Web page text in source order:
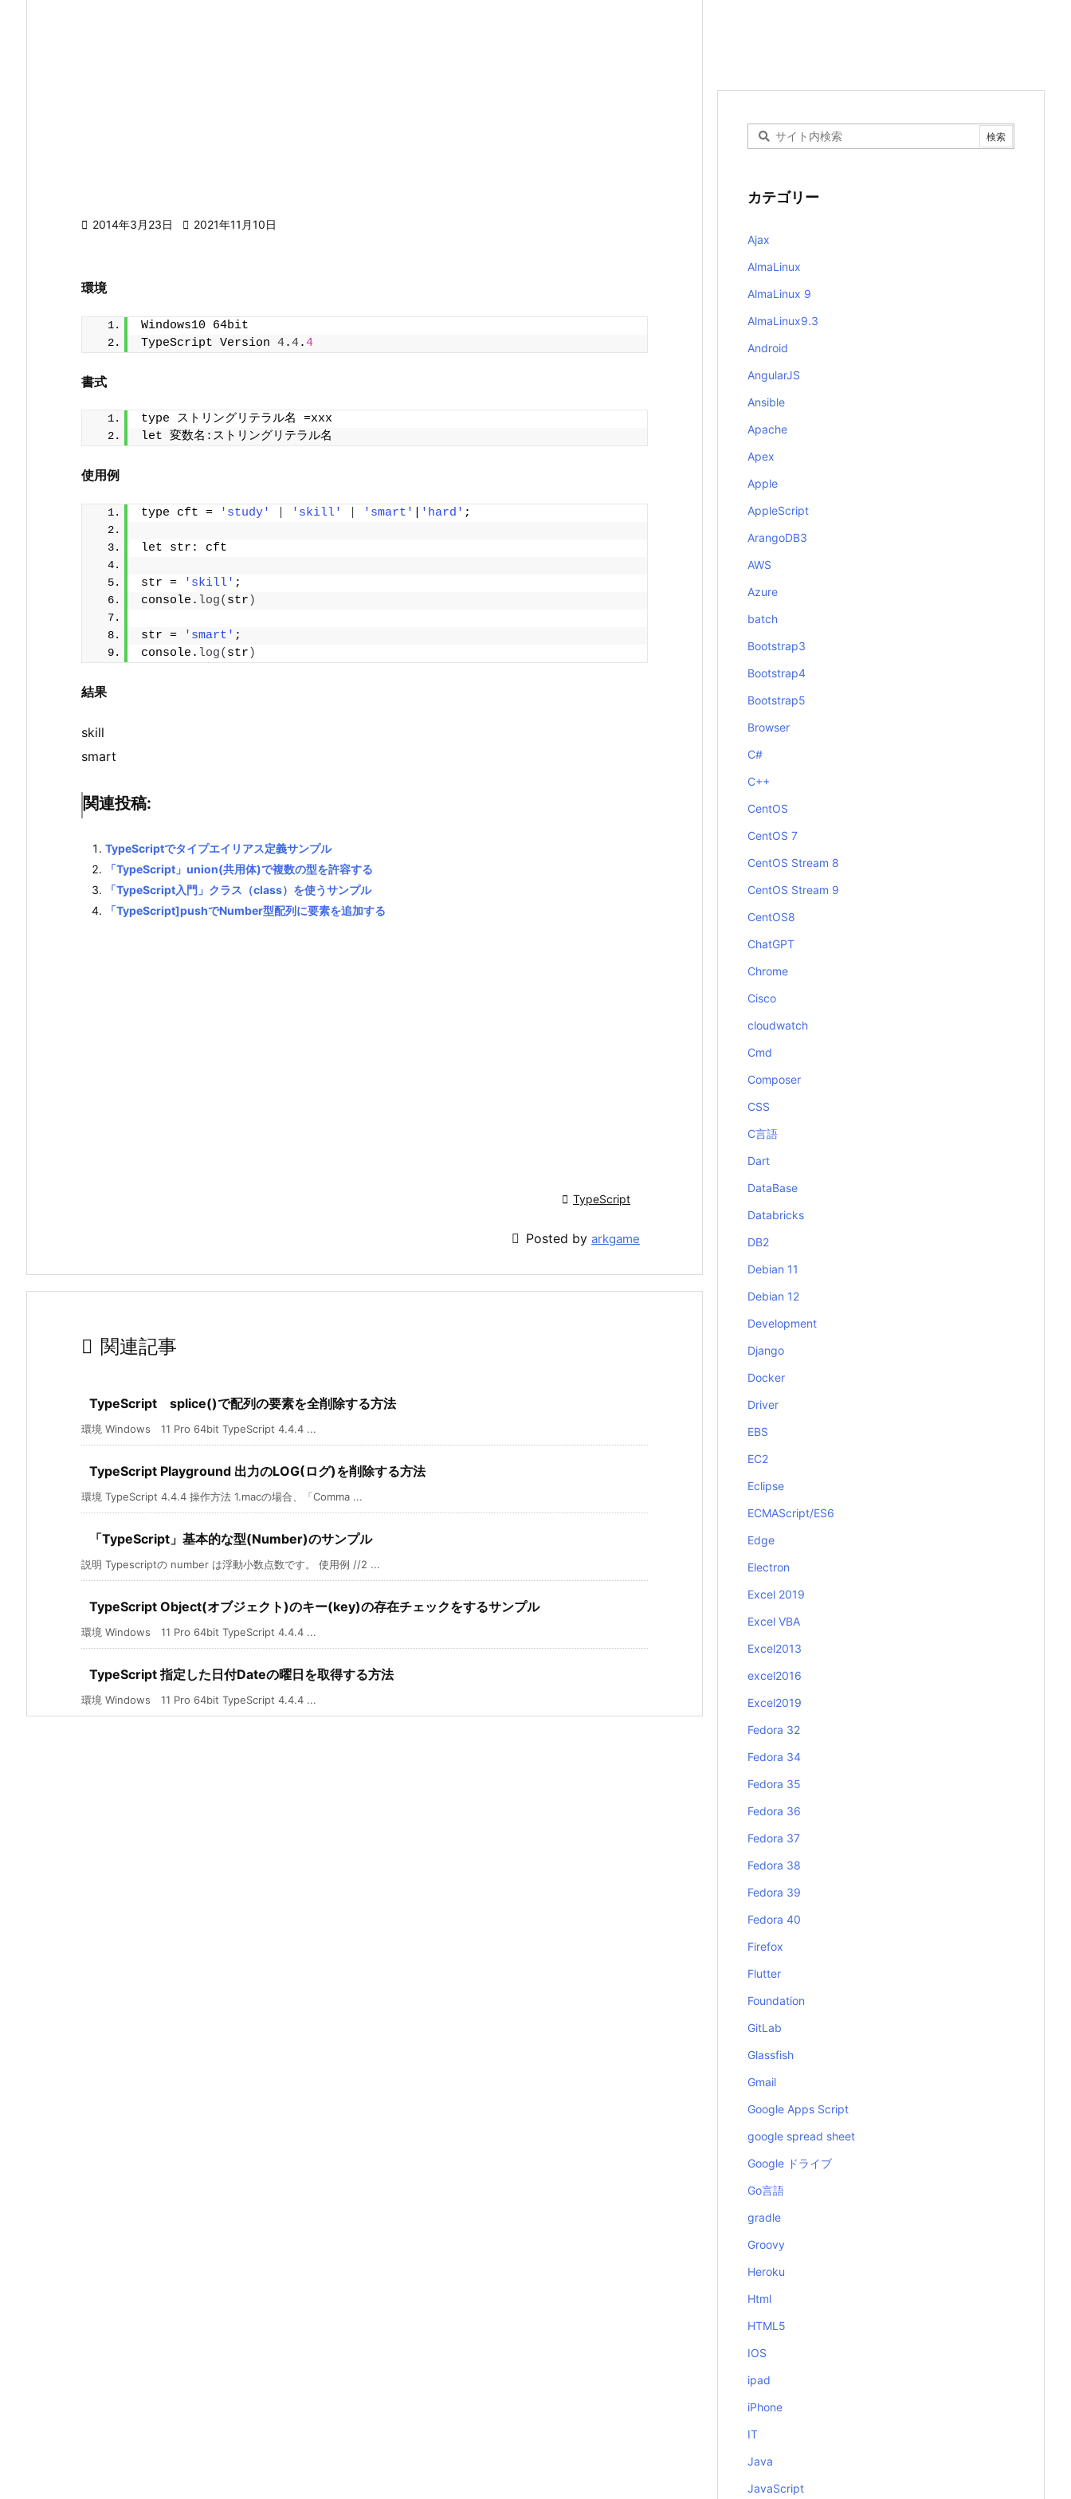
 2014年3月23日  2021年11月10日
環境
Windows10 64bit
TypeScript Version 4.4.4
書式
type ストリングリテラル名 =xxx
let 変数名:ストリングリテラル名
使用例
type cft = 'study' 'skill' 'smart' 'hard' ;
let str: cft
str = 'skill' ;
console. log( str )
str = 'smart' ;
console. log( str )
結果
skill
smart
関連投稿:
TypeScriptでタイプエイリアス定義サンプル
「TypeScript」union(共用体)で複数の型を許容する
「TypeScript入門」クラス（class）を使うサンプル
「TypeScript]pushでNumber型配列に要素を追加する
 TypeScript
 Posted by arkgame
 関連記事
TypeScript splice()で配列の要素を全削除する方法
環境 Windows 11 Pro 64bit TypeScript 4.4.4 ...
TypeScript Playground 出力のLOG(ログ)を削除する方法
環境 TypeScript 4.4.4 操作方法 1.macの場合、「Comma ...
「TypeScript」基本的な型(Number)のサンプル
説明 Typescriptの number は浮動小数点数です。 使用例 //2 ...
TypeScript Object(オブジェクト)のキー(key)の存在チェックをするサンプル
環境 Windows 11 Pro 64bit TypeScript 4.4.4 ...
TypeScript 指定した日付Dateの曜日を取得する方法
環境 Windows 11 Pro 64bit TypeScript 4.4.4 ...
カテゴリー
Ajax
AlmaLinux
AlmaLinux 9
AlmaLinux9.3
Android
AngularJS
Ansible
Apache
Apex
Apple
AppleScript
ArangoDB3
AWS
Azure
batch
Bootstrap3
Bootstrap4
Bootstrap5
Browser
C#
C++
CentOS
CentOS 7
CentOS Stream 8
CentOS Stream 9
CentOS8
ChatGPT
Chrome
Cisco
cloudwatch
Cmd
Composer
CSS
C言語
Dart
DataBase
Databricks
DB2
Debian 11
Debian 12
Development
Django
Docker
Driver
EBS
EC2
Eclipse
ECMAScript/ES6
Edge
Electron
Excel 2019
Excel VBA
Excel2013
excel2016
Excel2019
Fedora 32
Fedora 34
Fedora 35
Fedora 36
Fedora 37
Fedora 38
Fedora 39
Fedora 40
Firefox
Flutter
Foundation
GitLab
Glassfish
Gmail
Google Apps Script
google spread sheet
Google ドライブ
Go言語
gradle
Groovy
Heroku
Html
HTML5
IOS
ipad
iPhone
IT
Java
JavaScript